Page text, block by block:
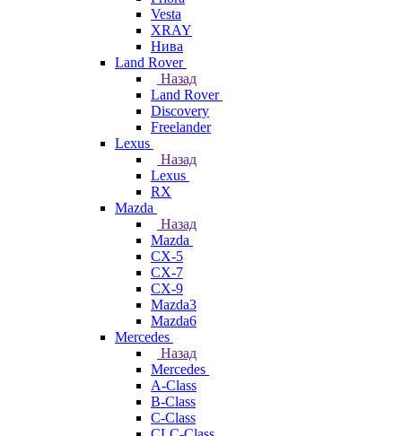
Vesta
XRAY
Нива
Land Rover
Назад
Land Rover
Discovery
Freelander
Lexus
Назад
Lexus
RX
Mazda
Назад
Mazda
CX-5
CX-7
CX-9
Mazda3
Mazda6
Mercedes
Назад
Mercedes
A-Class
B-Class
C-Class